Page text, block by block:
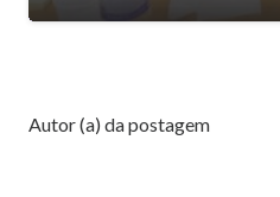
Autor (a) da postagem